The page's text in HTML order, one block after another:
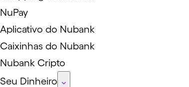
NuPay
Aplicativo do Nubank
Caixinhas do Nubank
Nubank Cripto
Seu Dinheiro